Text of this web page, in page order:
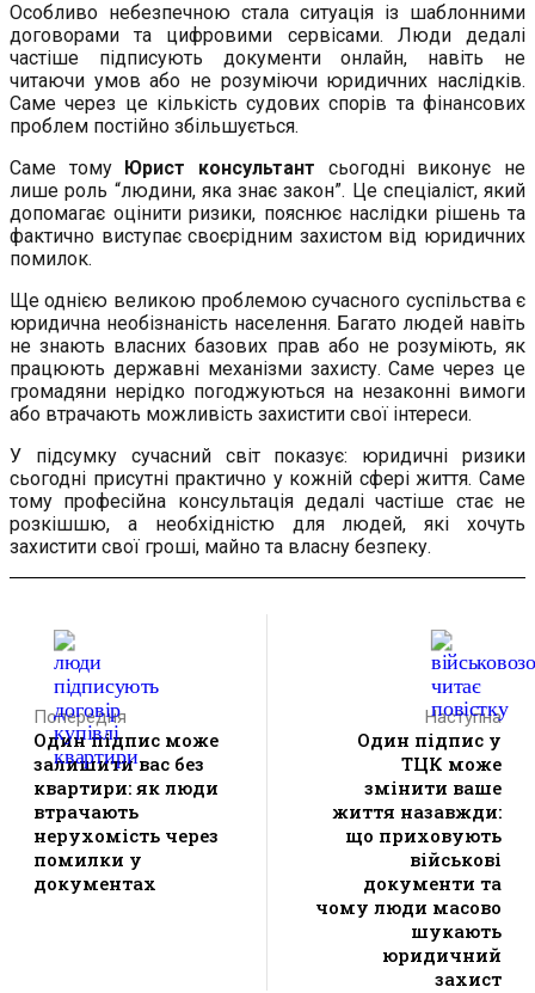
Особливо небезпечною стала ситуація із шаблонними
договорами та цифровими сервісами. Люди дедалі
частіше підписують документи онлайн, навіть не
читаючи умов або не розуміючи юридичних наслідків.
Саме через це кількість судових спорів та фінансових
проблем постійно збільшується.
Саме тому
Юрист консультант сьогодні виконує не
лише роль “людини, яка знає закон”. Це спеціаліст, який
допомагає оцінити ризики, пояснює наслідки рішень та
фактично виступає своєрідним захистом від юридичних
помилок.
Ще однією великою проблемою сучасного суспільства є
юридична необізнаність населення. Багато людей навіть
не знають власних базових прав або не розуміють, як
працюють державні механізми захисту. Саме через це
громадяни нерідко погоджуються на незаконні вимоги
або втрачають можливість захистити свої інтереси.
У підсумку сучасний світ показує: юридичні ризики
сьогодні присутні практично у кожній сфері життя. Саме
тому професійна консультація дедалі частіше стає не
розкішшю, а необхідністю для людей, які хочуть
захистити свої гроші, майно та власну безпеку.
Попередня
Один підпис може
залишити вас без
квартири: як люди
втрачають
нерухомість через
помилки у
документах
Наступна
Один підпис у
ТЦК може
змінити ваше
життя назавжди:
що приховують
військові
документи та
чому люди масово
шукають
юридичний
захист